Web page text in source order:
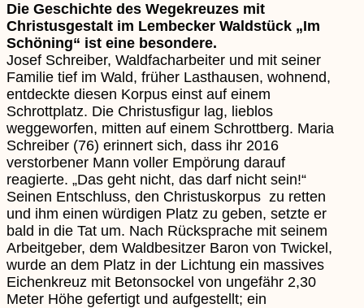
Die Geschichte des Wegekreuzes mit
Christusgestalt im Lembecker Waldstück „Im
Schöning“ ist eine besondere.
Josef Schreiber, Waldfacharbeiter und mit seiner
Familie tief im Wald, früher Lasthausen, wohnend,
entdeckte diesen Korpus einst auf einem
Schrottplatz. Die Christusfigur lag, lieblos
weggeworfen, mitten auf einem Schrottberg. Maria
Schreiber (76) erinnert sich, dass ihr 2016
verstorbener Mann voller Empörung darauf
reagierte. „Das geht nicht, das darf nicht sein!“
Seinen Entschluss, den Christuskorpus zu retten
und ihm einen würdigen Platz zu geben, setzte er
bald in die Tat um. Nach Rücksprache mit seinem
Arbeitgeber, dem Waldbesitzer Baron von Twickel,
wurde an dem Platz in der Lichtung ein massives
Eichenkreuz mit Betonsockel von ungefähr 2,30
Meter Höhe gefertigt und aufgestellt; ein